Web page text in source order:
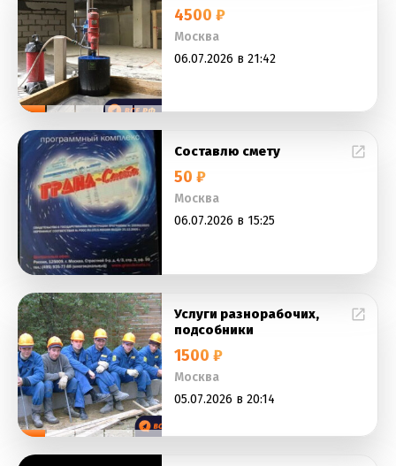
4500 ₽
Москва
06.07.2026 в 21:42
Составлю смету
50 ₽
Москва
06.07.2026 в 15:25
Услуги разнорабочих,
подсобники
1500 ₽
Москва
05.07.2026 в 20:14